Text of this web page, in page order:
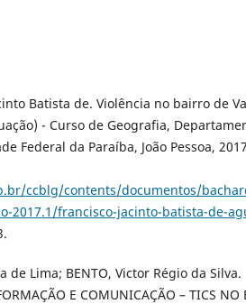
Batista de. Violência no bairro de
- Curso de Geografia,
Federal da Paraíba, João Pessoa,
ccblg/contents/documentos/
2017.1/francisco-jacinto-batista-de-
de Lima; BENTO, Victor Régio da Silva.
E COMUNICAÇÃO – TICS NO